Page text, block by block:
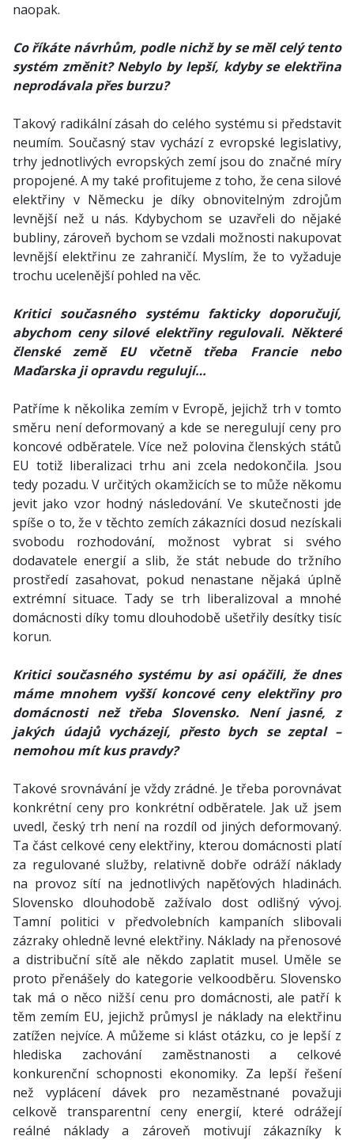
naopak.
Co říkáte návrhům, podle nichž by se měl celý tento
systém změnit? Nebylo by lepší, kdyby se elektřina
neprodávala přes burzu?
Takový radikální zásah do celého systému si představit
neumím. Současný stav vychází z evropské legislativy,
trhy jednotlivých evropských zemí jsou do značné míry
propojené. A my také profitujeme z toho, že cena silové
elektřiny v Německu je díky obnovitelným zdrojům
levnější než u nás. Kdybychom se uzavřeli do nějaké
bubliny, zároveň bychom se vzdali možnosti nakupovat
levnější elektřinu ze zahraničí. Myslím, že to vyžaduje
trochu ucelenější pohled na věc.
Kritici současného systému fakticky doporučují,
abychom ceny silové elektřiny regulovali. Některé
členské země EU včetně třeba Francie nebo
Maďarska ji opravdu regulují…
Patříme k několika zemím v Evropě, jejichž trh v tomto
směru není deformovaný a kde se neregulují ceny pro
koncové odběratele. Více než polovina členských států
EU totiž liberalizaci trhu ani zcela nedokončila. Jsou
tedy pozadu. V určitých okamžicích se to může někomu
jevit jako vzor hodný následování. Ve skutečnosti jde
spíše o to, že v těchto zemích zákazníci dosud nezískali
svobodu rozhodování, možnost vybrat si svého
dodavatele energií a slib, že stát nebude do tržního
prostředí zasahovat, pokud nenastane nějaká úplně
extrémní situace. Tady se trh liberalizoval a mnohé
domácnosti díky tomu dlouhodobě ušetřily desítky tisíc
korun.
Kritici současného systému by asi opáčili, že dnes
máme mnohem vyšší koncové ceny elektřiny pro
domácnosti než třeba Slovensko. Není jasné, z
jakých údajů vycházejí, přesto bych se zeptal –
nemohou mít kus pravdy?
Takové srovnávání je vždy zrádné. Je třeba porovnávat
konkrétní ceny pro konkrétní odběratele. Jak už jsem
uvedl, český trh není na rozdíl od jiných deformovaný.
Ta část celkové ceny elektřiny, kterou domácnosti platí
za regulované služby, relativně dobře odráží náklady
na provoz sítí na jednotlivých napěťových hladinách.
Slovensko dlouhodobě zažívalo dost odlišný vývoj.
Tamní politici v předvolebních kampaních slibovali
zázraky ohledně levné elektřiny. Náklady na přenosové
a distribuční sítě ale někdo zaplatit musel. Uměle se
proto přenášely do kategorie velkoodběru. Slovensko
tak má o něco nižší cenu pro domácnosti, ale patří k
těm zemím EU, jejichž průmysl je náklady na elektřinu
zatížen nejvíce. A můžeme si klást otázku, co je lepší z
hlediska zachování zaměstnanosti a celkové
konkurenční schopnosti ekonomiky. Za lepší řešení
než vyplácení dávek pro nezaměstnané považuji
celkově transparentní ceny energií, které odrážejí
reálné náklady a zároveň motivují zákazníky k